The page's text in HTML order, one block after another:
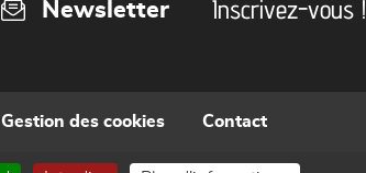
Newsletter Inscrivez-vous !
Gestion des cookies Contact